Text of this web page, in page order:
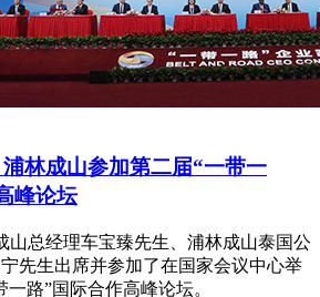
林成山参加第二届“一带一
峰论坛
山总经理车宝臻先生、浦林成山泰国公
先生出席并参加了在国家会议中心举
路”国际合作高峰论坛。